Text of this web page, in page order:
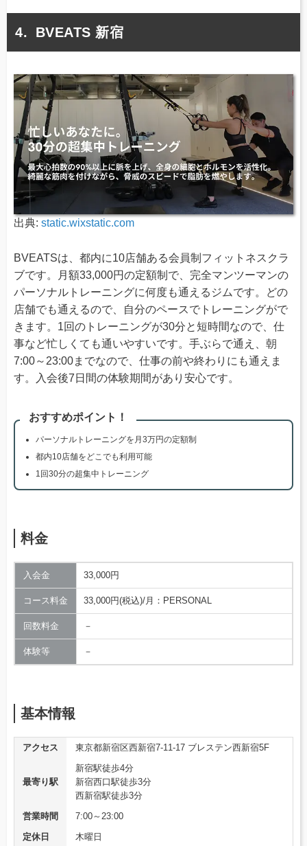
BVEATS 新宿
出典: static.wixstatic.com
BVEATSは、都内に10店舗ある会員制フィットネスクラ
ブです。月額33,000円の定額制で、完全マンツーマンの
パーソナルトレーニングに何度も通えるジムです。どの
店舗でも通えるので、自分のペースでトレーニングがで
きます。1回のトレーニングが30分と短時間なので、仕
事など忙しくても通いやすいです。手ぶらで通え、朝
7:00～23:00までなので、仕事の前や終わりにも通えま
す。入会後7日間の体験期間があり安心です。
おすすめポイント！
パーソナルトレーニングを月3万円の定額制
都内10店舗をどこでも利用可能
1回30分の超集中トレーニング
料金
入会金 33,000円
コース料金 33,000円(税込)/月：PERSONAL
回数料金 －
体験等 －
基本情報
アクセス 東京都新宿区西新宿7-11-17 ブレステン西新宿5F
最寄り駅
新宿駅徒歩4分
新宿西口駅徒歩3分
西新宿駅徒歩3分
営業時間
7:00～23:00
定休日
木曜日